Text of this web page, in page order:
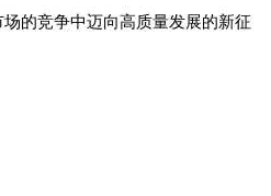
的竞争中迈向高质量发展的新征